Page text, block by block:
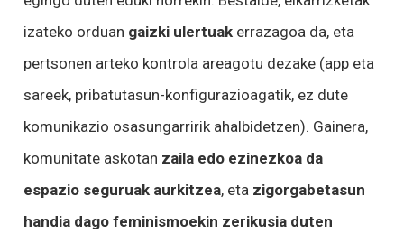
izateko orduan gaizki ulertuakerrazagoa da, eta
pertsonen arteko kontrola areagotu dezake (app eta
sareek, pribatutasun-konfigurazioagatik, ez dute
komunikazio osasungarririk ahalbidetzen). Gainera,
komunitate askotan zaila edo ezinezkoa da
espazio seguruak aurkitzea, eta zigorgabetasun
handia dago feminismoekin zerikusia duten